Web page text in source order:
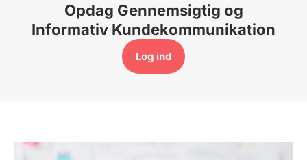
Opdag Gennemsigtig og
Informativ Kundekommunikation
Log ind​